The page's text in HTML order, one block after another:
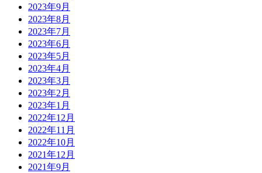
2023年9月
2023年8月
2023年7月
2023年6月
2023年5月
2023年4月
2023年3月
2023年2月
2023年1月
2022年12月
2022年11月
2022年10月
2021年12月
2021年9月